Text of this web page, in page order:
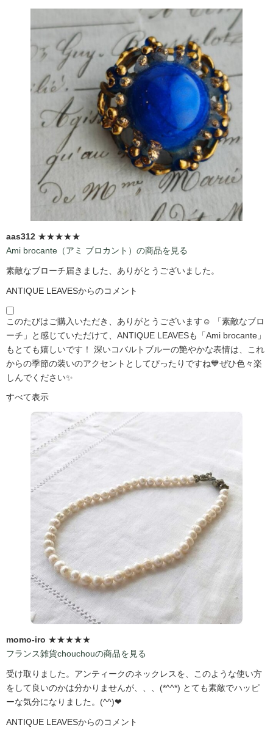
aas312 ★★★★★
Ami brocante（アミ ブロカント）の商品を見る
素敵なブローチ届きました、ありがとうございました。
ANTIQUE LEAVESからのコメント
このたびはご購入いただき、ありがとうございます☺️ 「素敵なブロ
ーチ」と感じていただけて、ANTIQUE LEAVESも「Ami brocante」
もとても嬉しいです！ 深いコバルトブルーの艶やかな表情は、これ
からの季節の装いのアクセントとしてぴったりですね💙ぜひ色々楽
しんでください✨
すべて表示
momo-iro ★★★★★
フランス雑貨chouchouの商品を見る
受け取りました。アンティークのネックレスを、このような使い方
をして良いのかは分かりませんが、、、(*^^*) とても素敵でハッピ
ーな気分になりました。(^^)❤
ANTIQUE LEAVESからのコメント